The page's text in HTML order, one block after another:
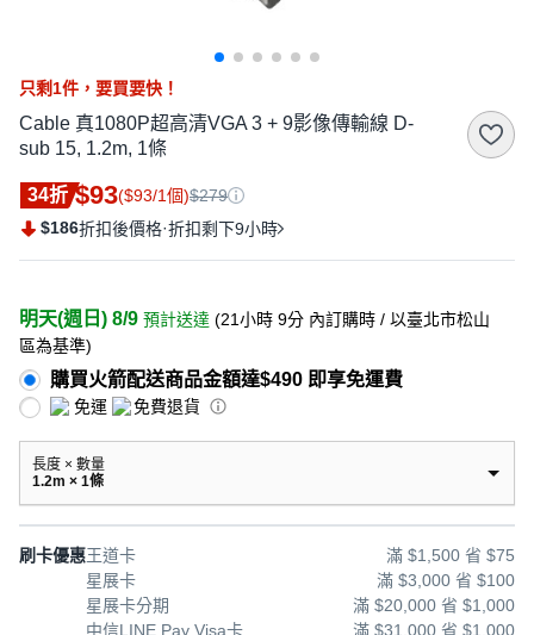
只剩1件， 要買要快！
Cable 真1080P超高清VGA 3 + 9影像傳輸線 D-
sub 15, 1.2m, 1條
34折 $93($93/1個)$279
$186折扣後價格·折扣剩下9小時
明天(週日) 8/9 預計送達 (21小時 9分 內訂購時 / 以臺北市松山
區為基準)
購買火箭配送商品金額達$490 即享免運費
免運 免費退貨
長度 × 數量
1.2m × 1條
刷卡優惠王道卡
滿 $1,500 省 $75
星展卡
滿 $3,000 省 $100
星展卡分期
滿 $20,000 省 $1,000
中信LINE Pay Visa卡
滿 $31,000 省 $1,000